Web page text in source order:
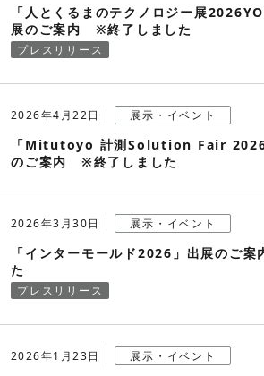
2016年
2015年
2013年
2011年
2010年
2009年
「人とくるまのテクノロジー展
展のご案内 ※終了しました
プレスリリース
2026年4月22日 展示・イベント
「Mitutoyo 計測Solution Fair
のご案内 ※終了しました
2026年3月30日 展示・イベント
「インターモールド2026」出展のご
た
プレスリリース
2026年1月23日 展示・イベント